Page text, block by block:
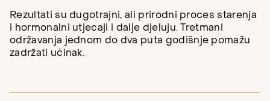
Rezultati su dugotrajni, ali prirodni proces starenja
i hormonalni utjecaji i dalje djeluju. Tretmani
održavanja jednom do dva puta godišnje pomažu
zadržati učinak.